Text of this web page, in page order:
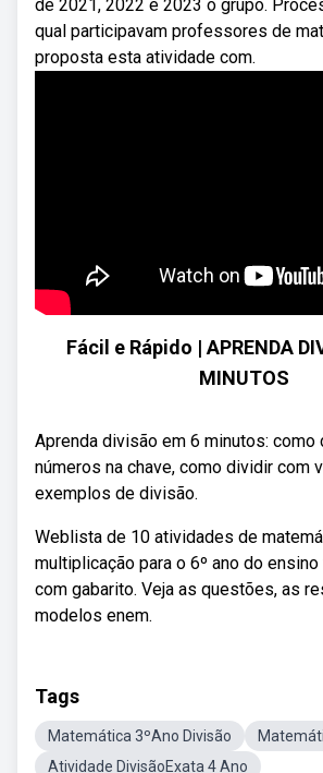
de 2021, 2022 e 2023 o grupo.
qual participavam professores de
proposta esta atividade com.
Fácil e Rápido | APRENDA
MINUTOS
Aprenda divisão em 6 minutos:
números na chave, como dividir com
exemplos de divisão.
Weblista de 10 atividades de
multiplicação para o 6º ano do
com gabarito. Veja as questões, as
modelos enem.
Tags
Matemática 3ºAno Divisão
Atividade DivisãoExata 4 Ano